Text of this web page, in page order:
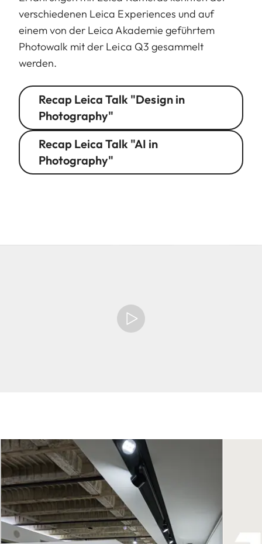
verschiedenen Leica Experiences und auf
einem von der Leica Akademie geführtem
Photowalk mit der Leica Q3 gesammelt
werden.
Recap Leica Talk "Design in
Photography"
Recap Leica Talk "AI in
Photography"